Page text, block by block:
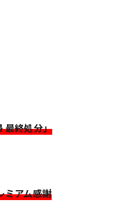
最終処分」
ミアム感謝